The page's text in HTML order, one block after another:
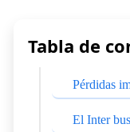
Tabla de
Pérdidas
El Inter